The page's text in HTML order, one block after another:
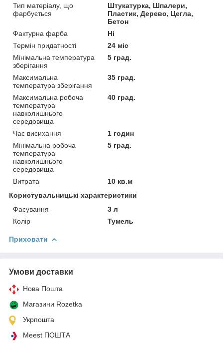
Тип матеріалу, що
фарбується
Штукатурка, Шпалери,
Пластик, Дерево, Цегла,
Бетон
Фактурна фарба
Ні
Термін придатності
24 міс
Мінімальна температура
зберігання
5 град.
Максимальна
температура зберігання
35 град.
Максимальна робоча
температура
навколишнього
середовища
40 град.
Час висихання
1 годин
Мінімальна робоча
температура
навколишнього
середовища
5 град.
Витрата
10 кв.м
Користувальницькі характеристики
Фасування
3 л
Колір
Тумель
Приховати
Умови доставки
Нова Пошта
Магазини Rozetka
Укрпошта
Meest ПОШТА